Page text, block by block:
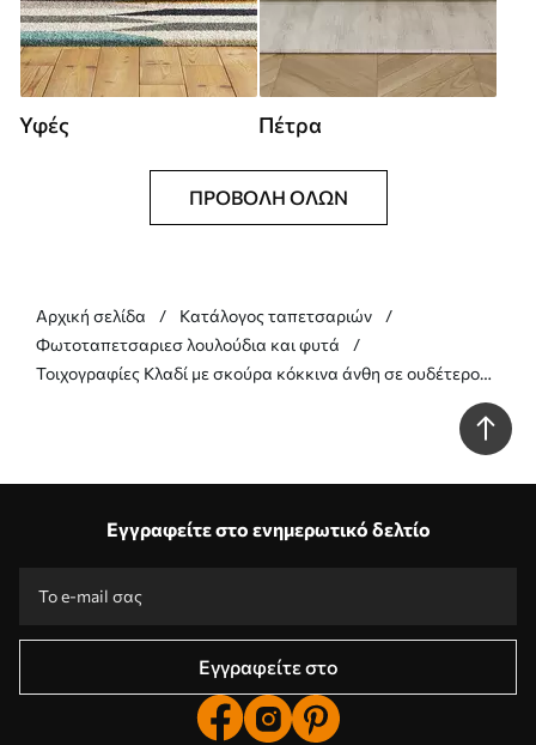
Υφές Πέτρα
ΠΡΟΒΟΛΉ ΌΛΩΝ
Αρχική σελίδα
Κατάλογος ταπετσαριών
Φωτοταπετσαριεσ λουλούδια και φυτά
Τοιχογραφίες Κλαδί με σκούρα κόκκινα άνθη σε ουδέτερο
Εγγραφείτε στο ενημερωτικό δελτίο
Εγγραφείτε στο